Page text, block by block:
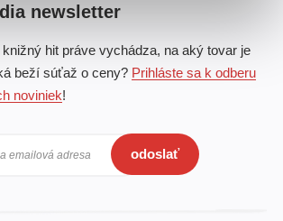
newsletter
hit práve vychádza, na aký tovar je
beží súťaž o ceny? Prihláste sa k odberu
noviniek!
emailová adresa odoslať